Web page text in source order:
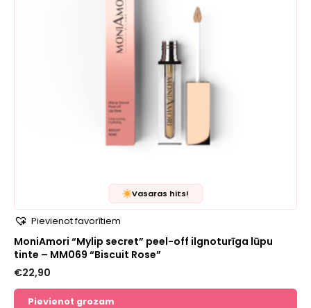
Vasaras hits!
Pievienot favorītiem
MoniAmori “Mylip secret” peel-off ilgnoturīga lūpu
tinte – MM069 “Biscuit Rose”
€22,90
Pievienot grozam